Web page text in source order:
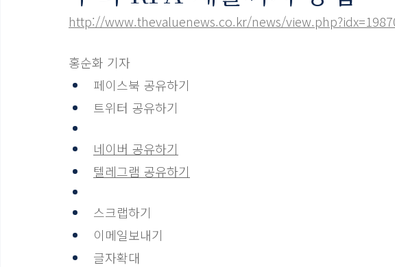
http://www.thevaluenews.co.kr/news/
홍순화 기자
페이스북 공유하기
트위터 공유하기
네이버 공유하기
텔레그램 공유하기
스크랩하기
이메일보내기
글자확대